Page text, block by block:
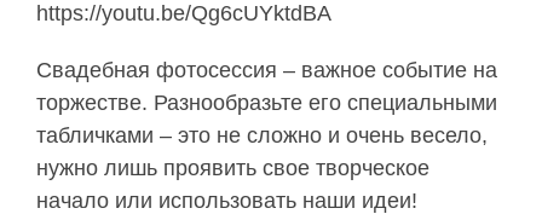
https://youtu.be/Qg6cUYktdBA
Свадебная фотосессия – важное событие на
торжестве. Разнообразьте его специальными
табличками – это не сложно и очень весело,
нужно лишь проявить свое творческое
начало или использовать наши идеи!